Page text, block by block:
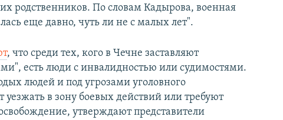
родственников. По словам Кадырова, военная
еще давно, чуть ли не с малых лет".
, что среди тех, кого в Чечне заставляют
есть люди с инвалидностью или судимостями.
людей и под угрозами уголовного
уезжать в зону боевых действий или требуют
утверждают представители